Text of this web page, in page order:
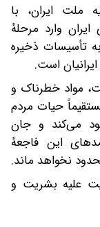
ملت ایران، با
وارد مرحلهٔ
تأسیسات ذخیره
است.
مواد خطرناک و
حیات مردم
می‌کند و جان
این فاجعهٔ
نخواهد ماند.
علیه بشریت و